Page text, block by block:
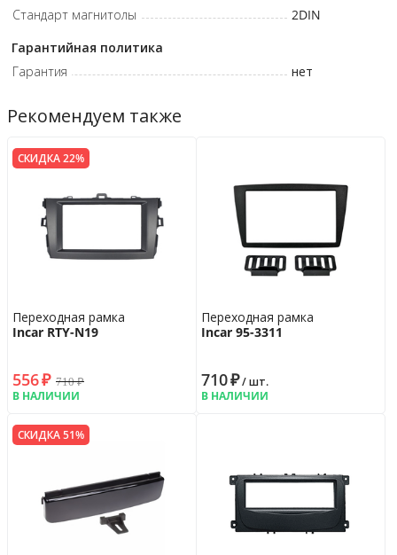
Стандарт магнитолы
2DIN
Гарантийная политика
Гарантия
нет
Рекомендуем также
СКИДКА 22%
Переходная рамка
Incar RTY-N19
556₽ 710₽
В НАЛИЧИИ
Переходная рамка
Incar 95-3311
710₽/ шт.
В НАЛИЧИИ
СКИДКА 51%